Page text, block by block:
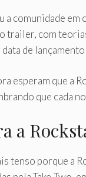
comunidade
trailer, com
de
esperam que a
que cada
a
tenso porque a